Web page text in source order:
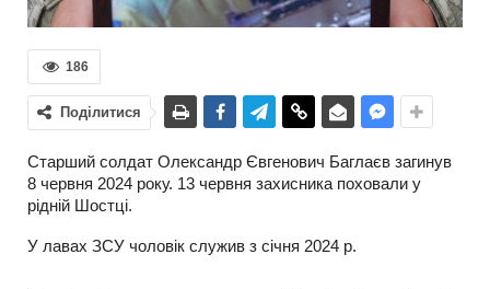
186
Поділитися
Старший солдат Олександр Євгенович Баглаєв загинув
8 червня 2024 року. 13 червня захисника поховали у
рідній Шостці.
У лавах ЗСУ чоловік служив з січня 2024 р.